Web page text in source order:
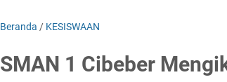
Beranda / KESISWAAN
SMAN 1 Cibeber